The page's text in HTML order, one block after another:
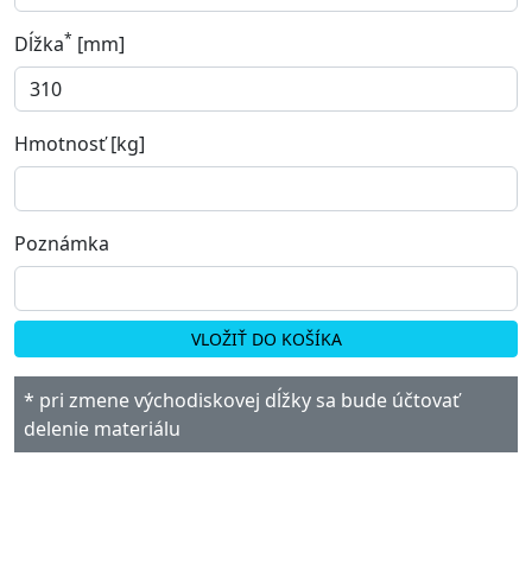
Dĺžka* [mm]
Hmotnosť [kg]
Poznámka
VLOŽIŤ DO KOŠÍKA
* pri zmene východiskovej dĺžky sa bude účtovať
delenie materiálu